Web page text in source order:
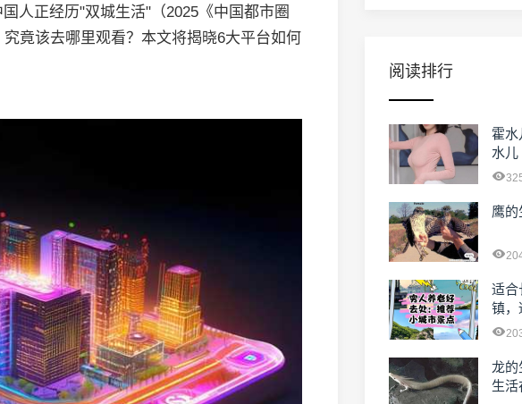
人正经历"双城生活"（2025《中国都市圈
竟该去哪里观看？本文将揭晓6大平台如何
阅读排行
霍水
水儿
鹰的
适合
镇，
龙的
生活